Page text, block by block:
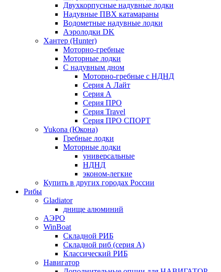
Двухкорпусные надувные лодки
Надувные ПВХ катамараны
Водометные надувные лодки
Аэролодки DK
Хантер (Hunter)
Моторно-гребные
Моторные лодки
С надувным дном
Моторно-гребные с НДНД
Серия А Лайт
Серия А
Серия ПРО
Серия Travel
Серия ПРО СПОРТ
Yukona (Юкона)
Гребные лодки
Моторные лодки
универсальные
НДНД
эконом-легкие
Купить в других городах России
Рибы
Gladiator
днище алюминий
АЭРО
WinBoat
Складной РИБ
Складной риб (серия А)
Классический РИБ
Навигатор